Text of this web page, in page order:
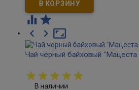
 

 
Чай чёрный байховый "Мацеста
В наличии